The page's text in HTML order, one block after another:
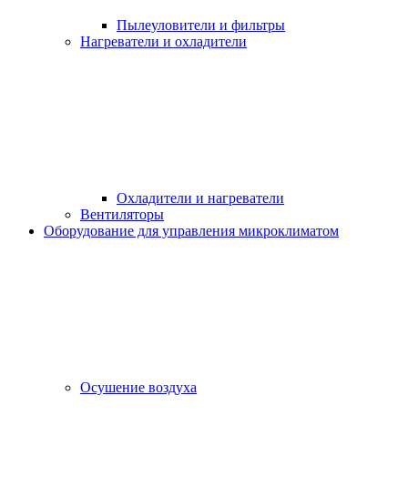
Пылеуловители и фильтры
Нагреватели и охладители
Охладители и нагреватели
Вентиляторы
Оборудование для управления микроклиматом
Осушение воздуха